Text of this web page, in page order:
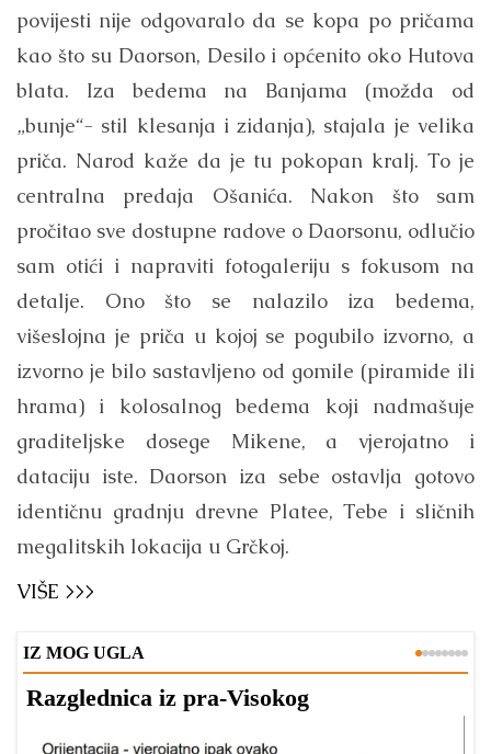
povijesti nije odgovaralo da se kopa po pričama
kao što su Daorson, Desilo i općenito oko Hutova
blata. Iza bedema na Banjama (možda od
„bunje“- stil klesanja i zidanja), stajala je velika
priča. Narod kaže da je tu pokopan kralj. To je
centralna predaja Ošanića. Nakon što sam
pročitao sve dostupne radove o Daorsonu, odlučio
sam otići i napraviti fotogaleriju s fokusom na
detalje. Ono što se nalazilo iza bedema,
višeslojna je priča u kojoj se pogubilo izvorno, a
izvorno je bilo sastavljeno od gomile (piramide ili
hrama) i kolosalnog bedema koji nadmašuje
graditeljske dosege Mikene, a vjerojatno i
dataciju iste. Daorson iza sebe ostavlja gotovo
identičnu gradnju drevne Platee, Tebe i sličnih
megalitskih lokacija u Grčkoj.
VIŠE >>>
IZ MOG UGLA
Razglednica iz pra-Visokog